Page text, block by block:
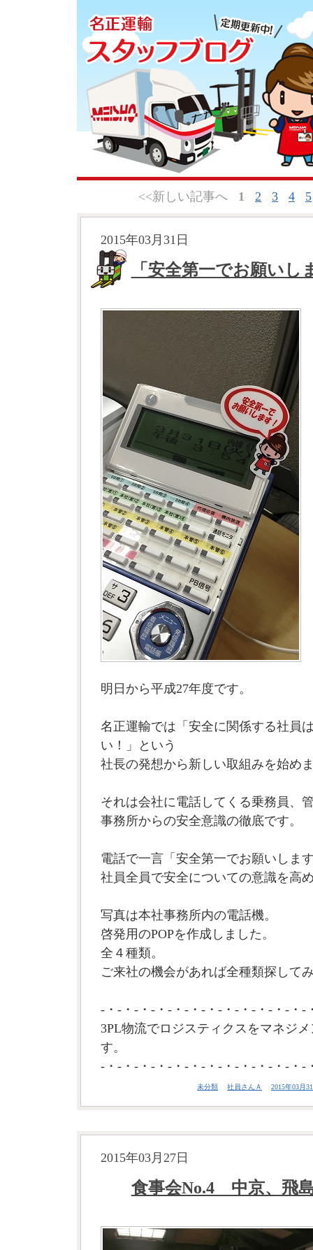
<<新しい記事へ 1 2 3 4 5
2015年03月31日
「安全第一でお願いし
明日から平成27年度です。
名正運輸では「安全に関係する社員
い！」という
社長の発想から新しい取組みを始め
それは会社に電話してくる乗務員、
事務所からの安全意識の徹底です。
電話で一言「安全第一でお願いしま
社員全員で安全についての意識を高
写真は本社事務所内の電話機。
啓発用のPOPを作成しました。
全４種類。
ご来社の機会があれば全種類探して
-・-・-・-・-・-・-・-・-・-・-・-・-
3PL物流でロジスティクスをマネジ
す。
-・-・-・-・-・-・-・-・-・-・-・-・-
未分類 社員さんＡ 2015年03月
2015年03月27日
食事会No.4 中京、飛